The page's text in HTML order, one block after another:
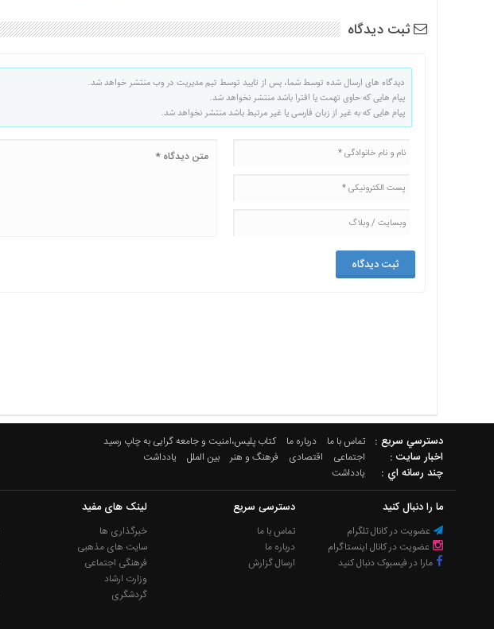
ثبت دیدگاه
دیدگاه های ارسال شده توسط شما، پس از تایید توسط تیم مدیریت در وب منتشر خواهد شد.
پیام هایی که حاوی تهمت یا افترا باشد منتشر نخواهد شد.
پیام هایی که به غیر از زبان فارسی یا غیر مرتبط باشد منتشر نخواهد شد.
دسترسي سريع : تماس با ما درباره ما کتاب پلیس،امنیت و جامعه گرایی به چاپ رسید
اخبار سایت : اجتماعی اقتصادی فرهنگ و هنر بین الملل یادداشت
چند رسانه اي : یادداشت
ما را دنبال کنید
عضویت در کانال تلگرام
عضویت در کانال اینستاگرام
مارا در فیسبوک دنبال کنید
دسترسی سریع
تماس با ما
درباره ما
ارسال گزارش
لینک های مفید
خبرگذاری ها
سایت های مذهبی
فرهنگی اجتماعی
وزارت ارشاد
گردشگری